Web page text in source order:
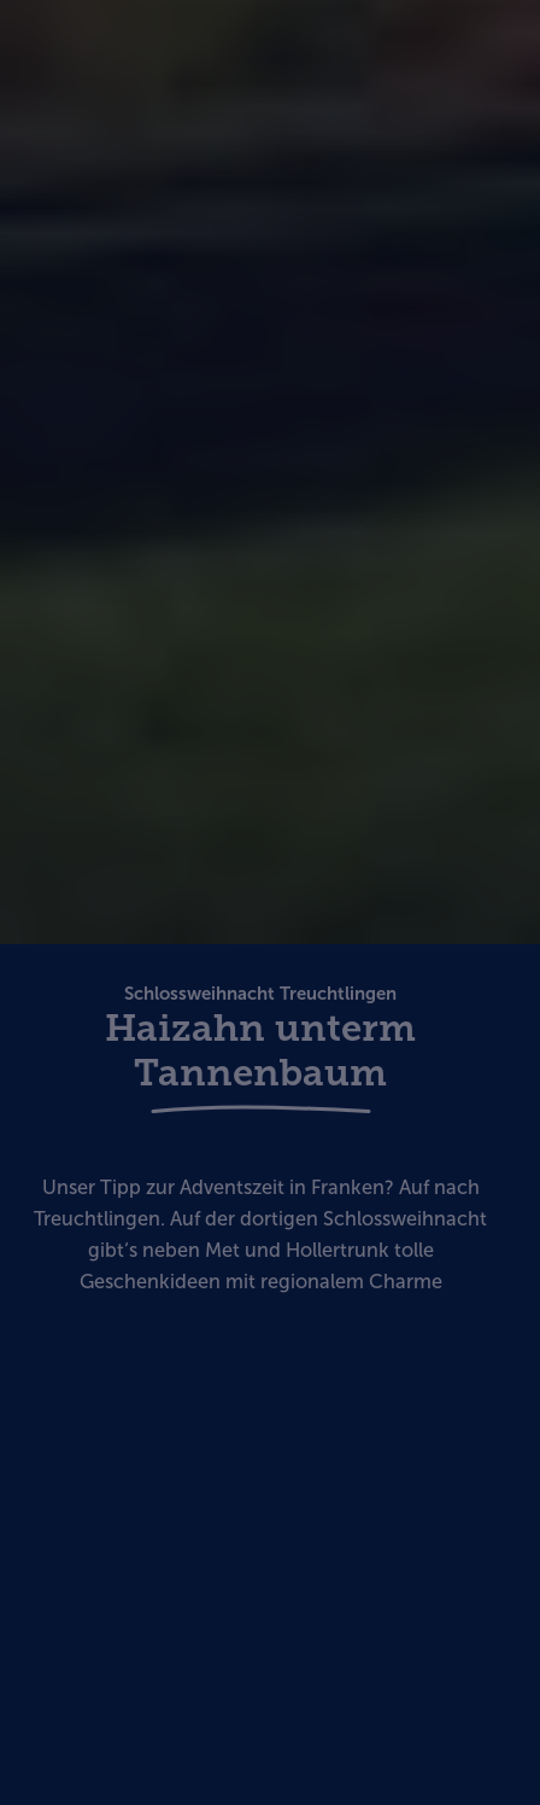
Schlossweihnacht Treuchtlingen
Haizahn unterm
Tannenbaum
Unser Tipp zur Adventszeit in Franken? Auf nach
Treuchtlingen. Auf der dortigen Schlossweihnacht
gibt‘s neben Met und Hollertrunk tolle
Geschenkideen mit regionalem Charme